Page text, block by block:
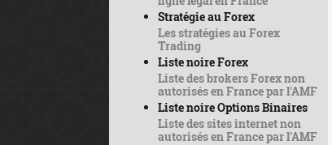
Stratégie au Forex
Les stratégies au Forex
Trading
Liste noire Forex
Liste des brokers Forex non
autorisés en France par l'AMF
Liste noire Options Binaires
Liste des sites internet non
autorisés en France par l'AMF